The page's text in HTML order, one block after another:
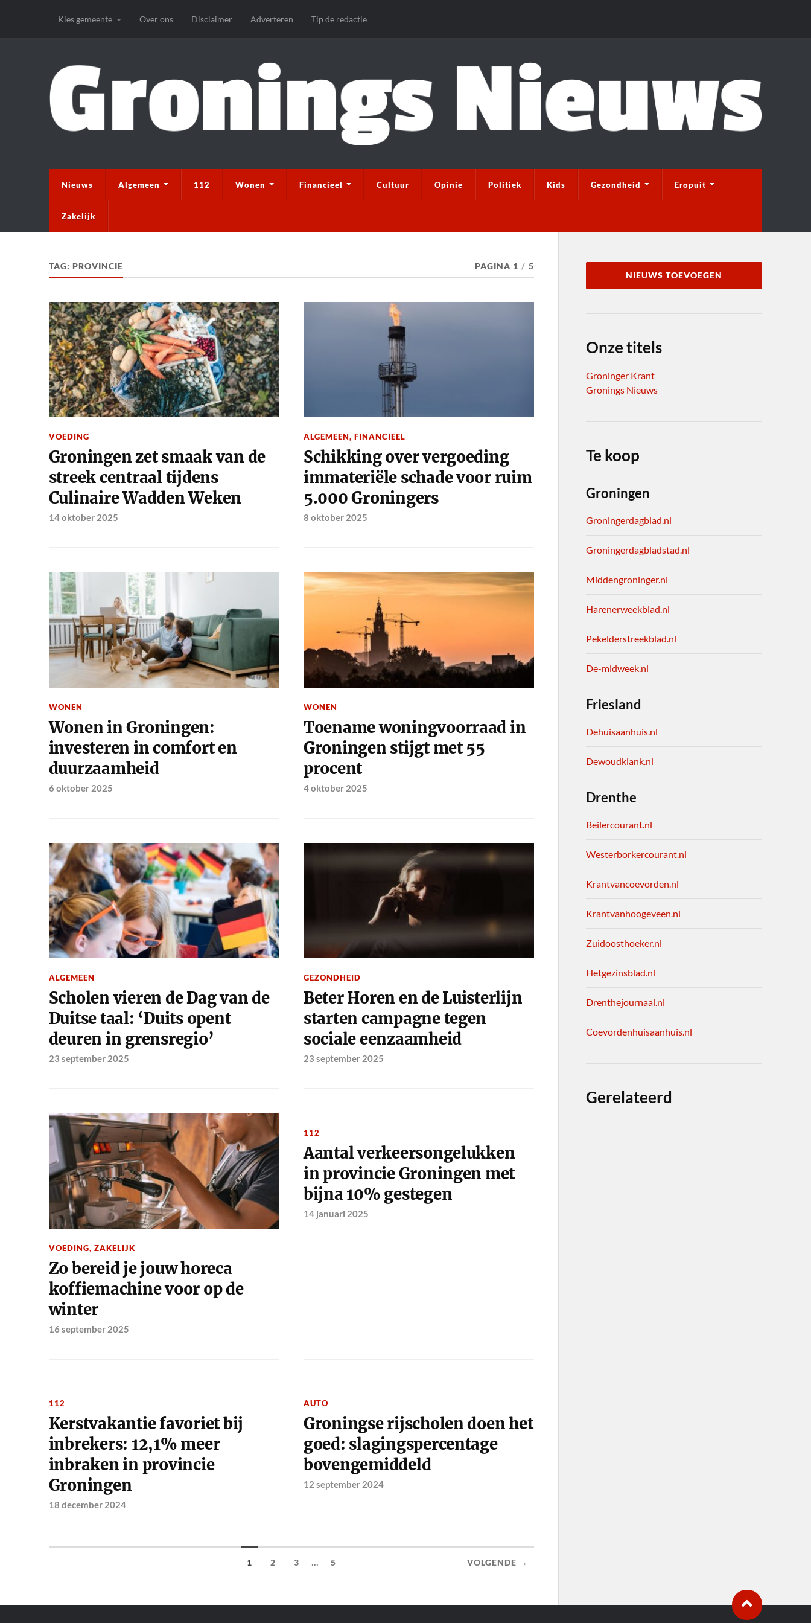
Kies gemeente Over ons Disclaimer Adverteren Tip de redactie
Nieuws Algemeen 112 Wonen Financieel Cultuur Opinie Politiek Kids Gezondheid Eropuit
Zakelijk
TAG: PROVINCIE PAGINA 1 / 5
VOEDING
Groningen zet smaak van de
streek centraal tijdens
Culinaire Wadden Weken
14 oktober 2025
ALGEMEEN, FINANCIEEL
Schikking over vergoeding
immateriële schade voor ruim
5.000 Groningers
8 oktober 2025
WONEN
Wonen in Groningen:
investeren in comfort en
duurzaamheid
6 oktober 2025
WONEN
Toename woningvoorraad in
Groningen stijgt met 55
procent
4 oktober 2025
ALGEMEEN
Scholen vieren de Dag van de
Duitse taal: ‘Duits opent
deuren in grensregio’
23 september 2025
GEZONDHEID
Beter Horen en de Luisterlijn
starten campagne tegen
sociale eenzaamheid
23 september 2025
VOEDING, ZAKELIJK
Zo bereid je jouw horeca
koffiemachine voor op de
winter
16 september 2025
112
Aantal verkeersongelukken
in provincie Groningen met
bijna 10% gestegen
14 januari 2025
112
Kerstvakantie favoriet bij
inbrekers: 12,1% meer
inbraken in provincie
Groningen
18 december 2024
AUTO
Groningse rijscholen doen het
goed: slagingspercentage
bovengemiddeld
12 september 2024
1 2 3 ... 5 VOLGENDE →
NIEUWS TOEVOEGEN
Onze titels
Groninger Krant
Gronings Nieuws
Te koop
Groningen
Groningerdagblad.nl
Groningerdagbladstad.nl
Middengroninger.nl
Harenerweekblad.nl
Pekelderstreekblad.nl
De-midweek.nl
Friesland
Dehuisaanhuis.nl
Dewoudklank.nl
Drenthe
Beilercourant.nl
Westerborkercourant.nl
Krantvancoevorden.nl
Krantvanhoogeveen.nl
Zuidoosthoeker.nl
Hetgezinsblad.nl
Drenthejournaal.nl
Coevordenhuisaanhuis.nl
Gerelateerd